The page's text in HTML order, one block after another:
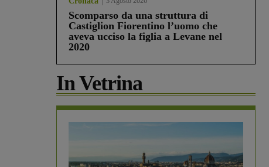
Scomparso da una struttura di
Castiglion Fiorentino l’uomo che
aveva ucciso la figlia a Levane nel
2020
In Vetrina